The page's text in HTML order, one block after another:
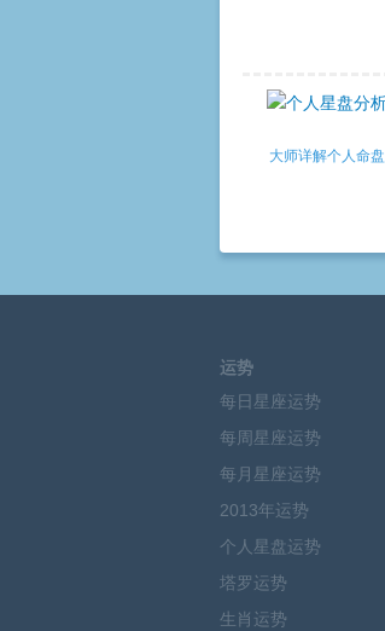
大师详解个人命盘
运势
每日星座运势
每周星座运势
每月星座运势
2013年运势
个人星盘运势
塔罗运势
生肖运势